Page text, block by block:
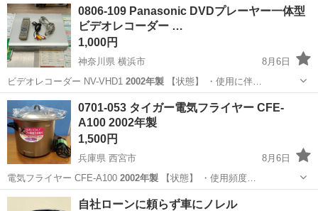
★就業先食堂利用可！日払い制度あり！《茨城県常陸大宮市》 人気の
工場のお仕事 ◇コネクタ製造工...
茨城 常陸大宮市
0806-109 Panasonic DVDプレーヤー一体型
ビデオレコーダー …
1,000円
神奈川県 横浜市
8月6日
ビデオレコーダー NV-VHD1 2002年製 【状態】 ・使用に伴…
神奈川 横浜市 映像プレーヤー、レコーダー
0701-053 タイガー電気フライヤー CFE-
A100 2002年製
1,500円
兵庫県 西宮市
8月6日
電気フライヤー CFE-A100 2002年製 【状態】 ・使用頻度…
兵庫 西宮市 キッチン家電 フライヤー
自社ローンに頼らず車にノレル